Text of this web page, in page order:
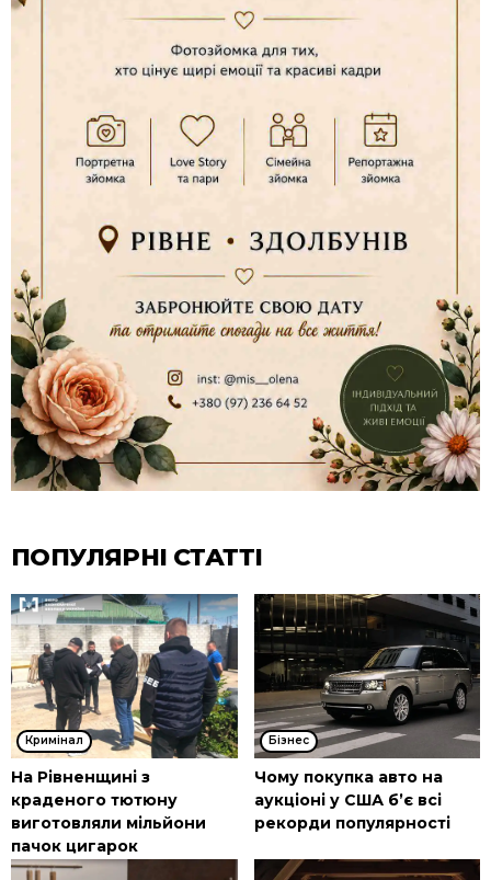
ПОПУЛЯРНІ СТАТТІ
Кримінал
На Рівненщині з
краденого тютюну
виготовляли мільйони
пачок цигарок
Бізнес
Чому покупка авто на
аукціоні у США б’є всі
рекорди популярності